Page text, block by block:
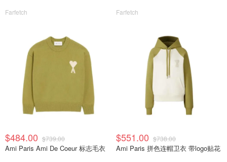
Farfetch Farfetch
$484.00 $739.00
Ami Paris Ami De Coeur 标志毛衣
$551.00 $738.00
Ami Paris 拼色连帽卫衣 带logo贴花